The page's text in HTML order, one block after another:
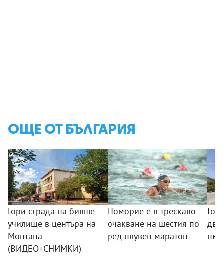
ОЩЕ ОТ БЪЛГАРИЯ
Гори сграда на бивше
училище в центъра на
Монтана
(ВИДЕО+СНИМКИ)
Поморие е в трескаво
очакване на шестия по
ред плувен маратон